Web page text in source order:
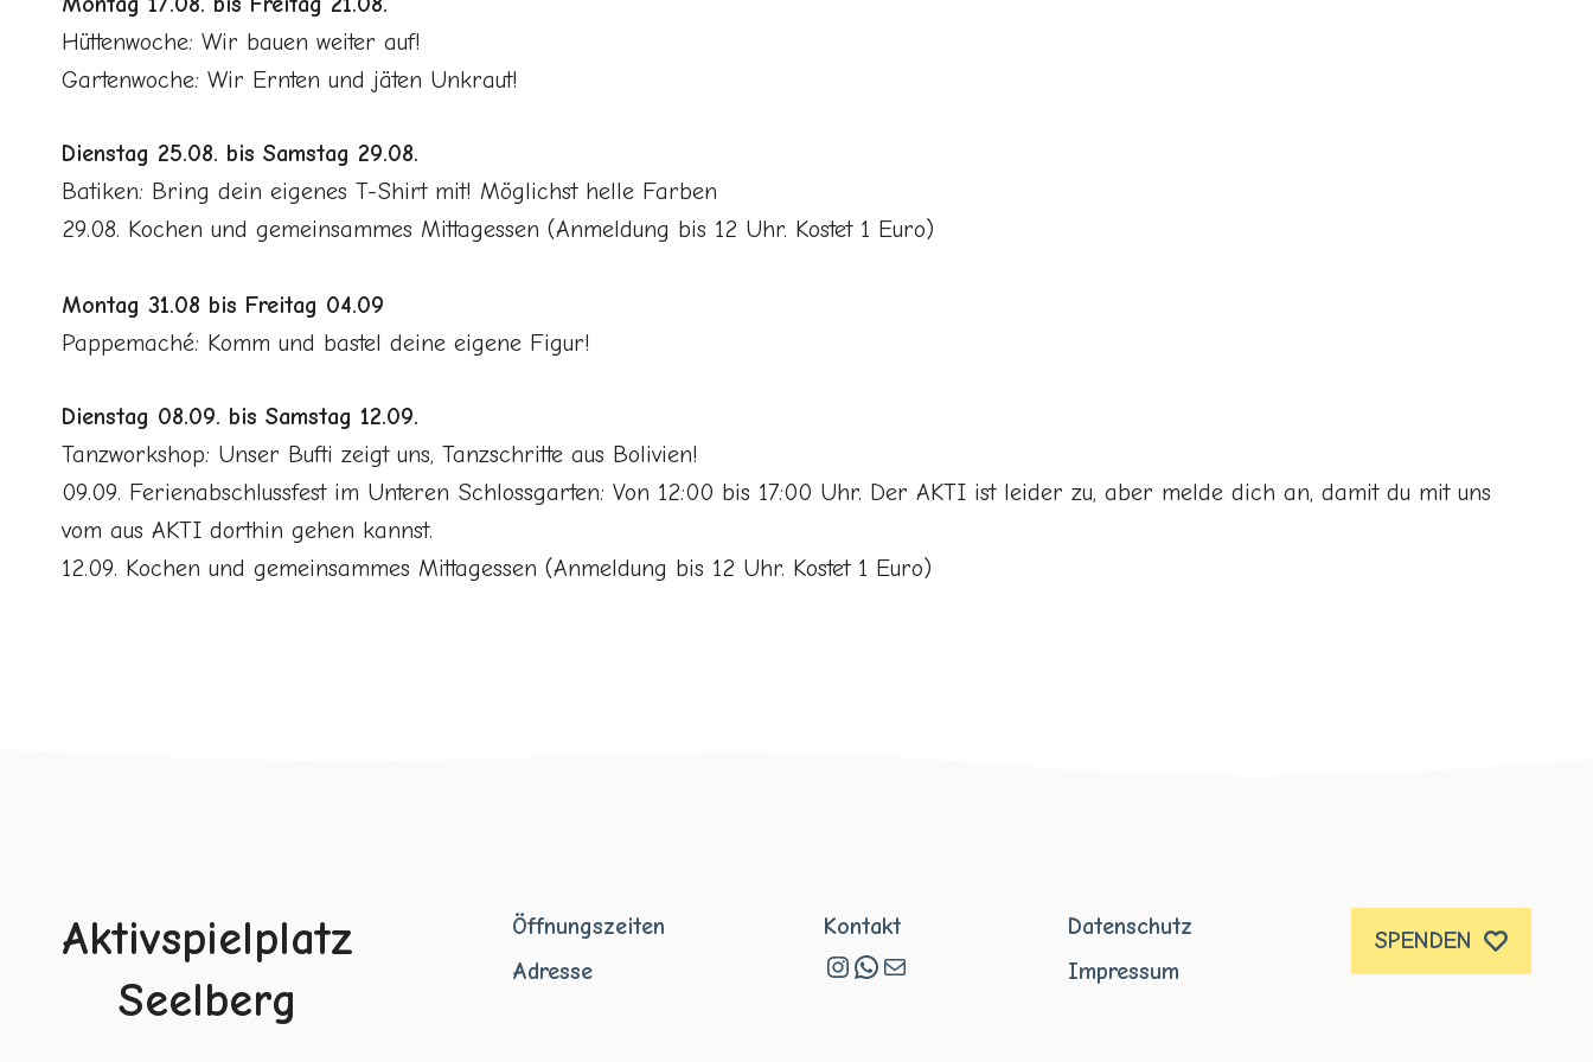
Hüttenwoche: Wir bauen weiter auf!
Gartenwoche: Wir Ernten und jäten Unkraut!
Dienstag 25.08. bis Samstag 29.08.
Batiken: Bring dein eigenes T-Shirt mit! Möglichst helle Farben
29.08. Kochen und gemeinsammes Mittagessen (Anmeldung bis 12 Uhr. Kostet 1 Euro)
Montag 31.08 bis Freitag 04.09
Pappemaché: Komm und bastel deine eigene Figur!
Dienstag 08.09. bis Samstag 12.09.
Tanzworkshop: Unser Bufti zeigt uns, Tanzschritte aus Bolivien!
09.09. Ferienabschlussfest im Unteren Schlossgarten: Von 12:00 bis 17:00 Uhr. Der AKTI ist leider zu, aber melde dich an, damit du mit uns
vom aus AKTI dorthin gehen kannst.
12.09. Kochen und gemeinsammes Mittagessen (Anmeldung bis 12 Uhr. Kostet 1 Euro)
Aktivspielplatz
Seelberg
Öffnungszeiten
Adresse
Kontakt
Instagram
WhatsApp
E-Mail
Datenschutz
Impressum
SPENDEN